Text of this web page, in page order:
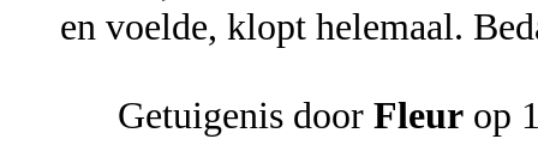
en voelde, klopt helemaal.
Getuigenis door Fleur op